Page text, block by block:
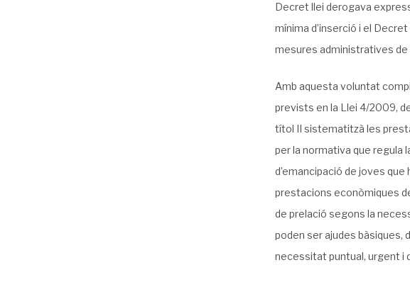
Decret llei derogava
mínima d’inserció i el
mesures administratives
Amb aquesta voluntat
prevists en la Llei 4/2009,
títol II sistematitzà les
per la normativa que regula
d’emancipació de joves
prestacions econòmiques
de prelació segons la
poden ser ajudes bàsiques,
necessitat puntual, urgent i